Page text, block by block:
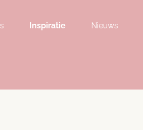
Inspiratie Nieuws